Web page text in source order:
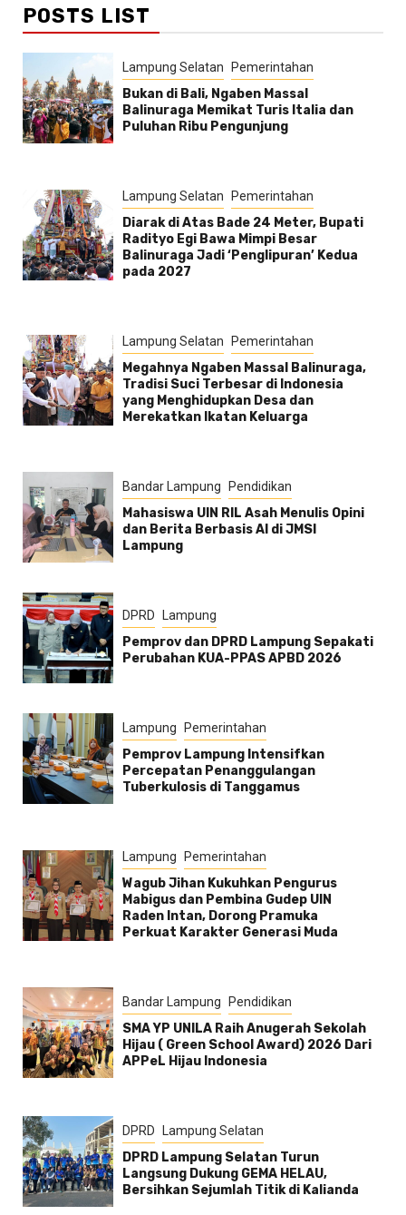
POSTS LIST
Lampung Selatan Pemerintahan
Bukan di Bali, Ngaben Massal
Balinuraga Memikat Turis Italia dan
Puluhan Ribu Pengunjung
Lampung Selatan Pemerintahan
Diarak di Atas Bade 24 Meter, Bupati
Radityo Egi Bawa Mimpi Besar
Balinuraga Jadi ‘Penglipuran’ Kedua
pada 2027
Lampung Selatan Pemerintahan
Megahnya Ngaben Massal Balinuraga,
Tradisi Suci Terbesar di Indonesia
yang Menghidupkan Desa dan
Merekatkan Ikatan Keluarga
Bandar Lampung Pendidikan
Mahasiswa UIN RIL Asah Menulis Opini
dan Berita Berbasis AI di JMSI
Lampung
DPRD Lampung
Pemprov dan DPRD Lampung Sepakati
Perubahan KUA-PPAS APBD 2026
Lampung Pemerintahan
Pemprov Lampung Intensifkan
Percepatan Penanggulangan
Tuberkulosis di Tanggamus
Lampung Pemerintahan
Wagub Jihan Kukuhkan Pengurus
Mabigus dan Pembina Gudep UIN
Raden Intan, Dorong Pramuka
Perkuat Karakter Generasi Muda
Bandar Lampung Pendidikan
SMA YP UNILA Raih Anugerah Sekolah
Hijau ( Green School Award) 2026 Dari
APPeL Hijau Indonesia
DPRD Lampung Selatan
DPRD Lampung Selatan Turun
Langsung Dukung GEMA HELAU,
Bersihkan Sejumlah Titik di Kalianda